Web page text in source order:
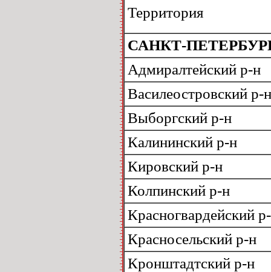
Территория
САНКТ-
Адмиралтейский р-н
Василеостровский р-н
Выборгский р-н
Калининский р-н
Кировский р-н
Колпинский р-н
Красногвардейский
Красносельский р-н
Кронштадтский р-н